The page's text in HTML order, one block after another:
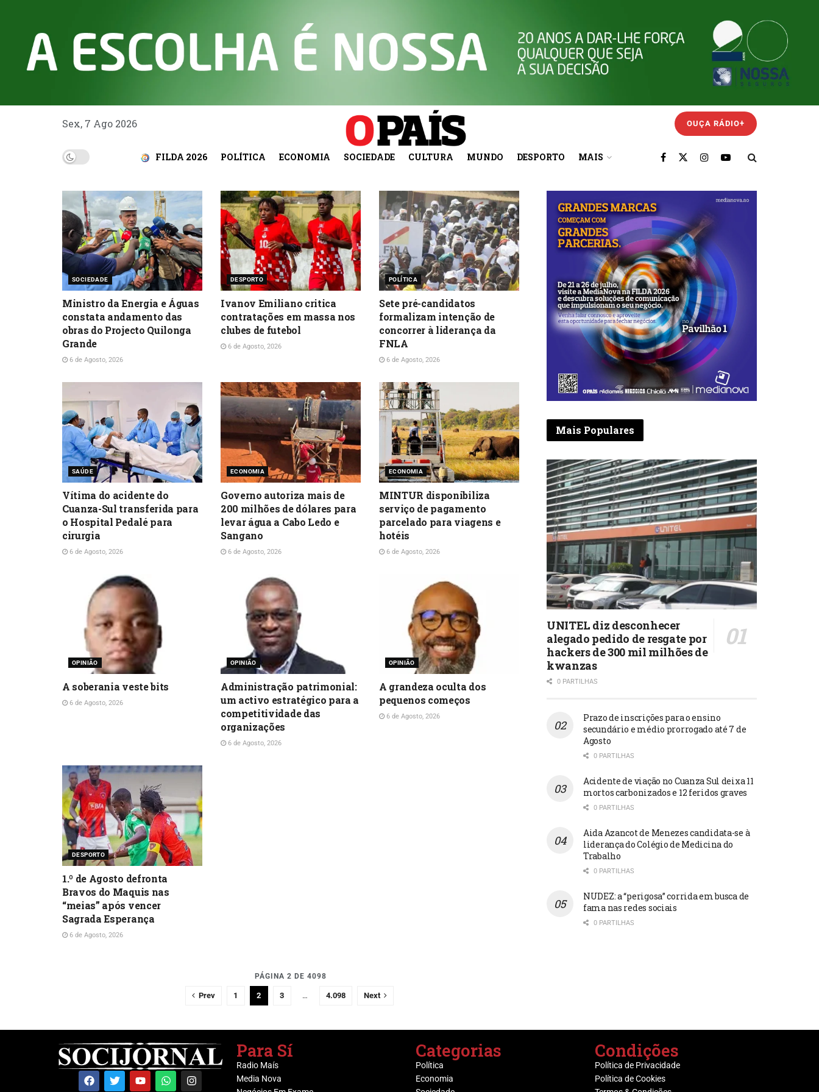
Sex, 7 Ago 2026 OUÇA RÁDIO+
FILDA 2026 POLÍTICA ECONOMIA SOCIEDADE CULTURA MUNDO DESPORTO MAIS
SOCIEDADE
Ministro da Energia e Águas
constata andamento das
obras do Projecto Quilonga
Grande
6 de Agosto, 2026
DESPORTO
Ivanov Emiliano critica
contratações em massa nos
clubes de futebol
6 de Agosto, 2026
POLÍTICA
Sete pré-candidatos
formalizam intenção de
concorrer à liderança da
FNLA
6 de Agosto, 2026
SAÚDE
Vítima do acidente do
Cuanza-Sul transferida para
o Hospital Pedalé para
cirurgia
6 de Agosto, 2026
ECONOMIA
Governo autoriza mais de
200 milhões de dólares para
levar água a Cabo Ledo e
Sangano
6 de Agosto, 2026
ECONOMIA
MINTUR disponibiliza
serviço de pagamento
parcelado para viagens e
hotéis
6 de Agosto, 2026
OPINIÃO
A soberania veste bits
6 de Agosto, 2026
OPINIÃO
Administração patrimonial:
um activo estratégico para a
competitividade das
organizações
6 de Agosto, 2026
OPINIÃO
A grandeza oculta dos
pequenos começos
6 de Agosto, 2026
DESPORTO
1.º de Agosto defronta
Bravos do Maquis nas
“meias” após vencer
Sagrada Esperança
6 de Agosto, 2026
PÁGINA 2 DE 4098
Prev 1 2 3 … 4.098 Next
Mais Populares
UNITEL diz desconhecer
alegado pedido de resgate por
hackers de 300 mil milhões de
kwanzas
0 PARTILHAS
Prazo de inscrições para o ensino
secundário e médio prorrogado até 7 de
Agosto
0 PARTILHAS
Acidente de viação no Cuanza Sul deixa 11
mortos carbonizados e 12 feridos graves
0 PARTILHAS
Aida Azancot de Menezes candidata-se à
liderança do Colégio de Medicina do
Trabalho
0 PARTILHAS
NUDEZ: a “perigosa” corrida em busca de
fama nas redes sociais
0 PARTILHAS
Para Sí
Radio Maís
Media Nova
Categorias
Política
Economia
Condições
Política de Privacidade
Política de Cookies